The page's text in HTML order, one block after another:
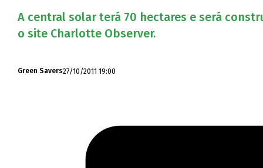
A central solar terá 70 hectares e será
o site Charlotte Observer.
Green Savers27/10/2011 19:00